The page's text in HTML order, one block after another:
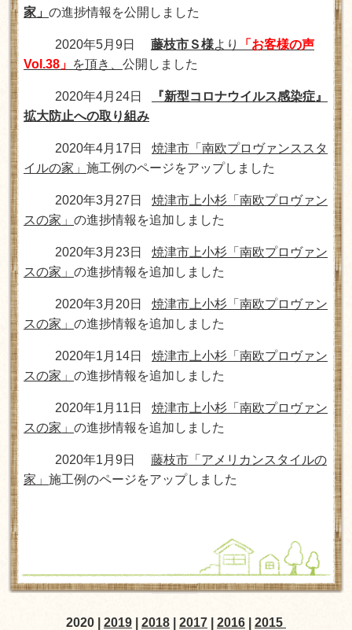
家」 の進捗情報を公開しました
2020年5月9日 藤枝市Ｓ様より
「お客様の声
Vol.38」 を頂き、 公開しました
2020年4月24日
『新型コロナウイルス感染症』
拡大防止への取り組み
2020年4月17日 焼津市「南欧プロヴァンススタ
イルの家」 施工例のページをアップしました
2020年3月27日 焼津市上小杉「南欧プロヴァン
スの家」 の進捗情報を追加しました
2020年3月23日 焼津市上小杉「南欧プロヴァン
スの家」 の進捗情報を追加しました
2020年3月20日 焼津市上小杉「南欧プロヴァン
スの家」 の進捗情報を追加しました
2020年1月14日 焼津市上小杉「南欧プロヴァン
スの家」 の進捗情報を追加しました
2020年1月11日 焼津市上小杉「南欧プロヴァン
スの家」 の進捗情報を追加しました
2020年1月9日 藤枝市「アメリカンスタイルの
家」 施工例のページをアップしました
2020 2019 2018 2017 2016 2015